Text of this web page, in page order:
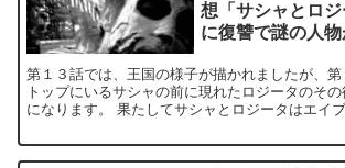
想「サシャとロ
に復讐で謎の人物
第１３話では、王国の様子が描かれましたが、
トップにいるサシャの前に現れたロジータのそ
になります。 果たしてサシャとロジータはエイブラハムの仇を討つ